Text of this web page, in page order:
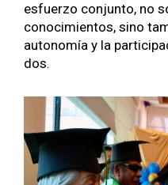
esfuer­zo con­jun­to, no
conocimien­tos, sino
autonomía y la
dos.